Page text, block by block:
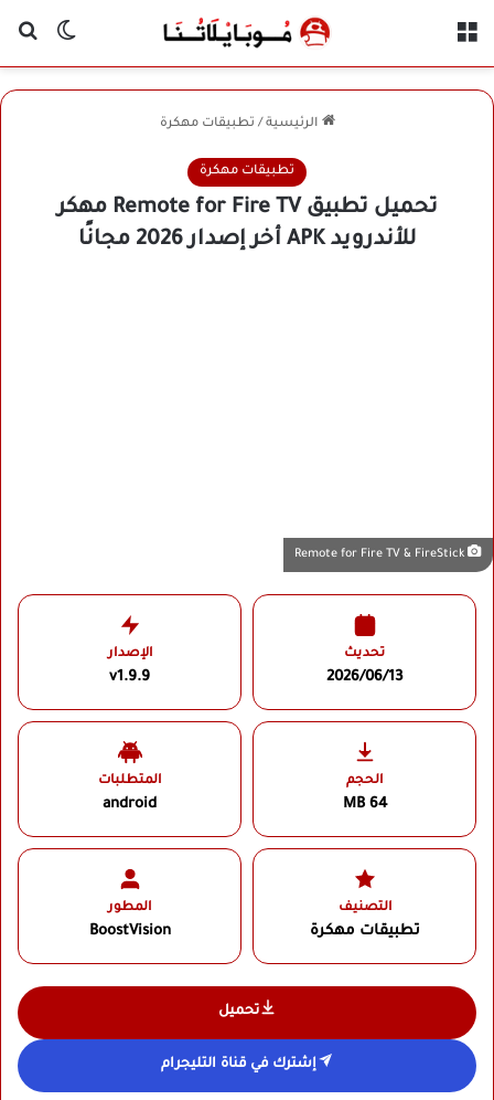
الوضع
الرئيسية / تطبيقات مهكرة
تطبيقات مهكرة
تحميل تطبيق Remote for Fire TV مهكر
للأندرويد APK أخر إصدار 2026 مجانًا
تحديث
2026/06/13
الإصدار
v1.9.9
الحجم
64 MB
المتطلبات
android
التصنيف
تطبيقات مهكرة
المطور
BoostVision‏
تحميل
إشترك في قناة التليجرام